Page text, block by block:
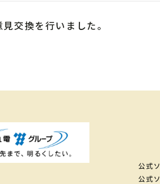
交換を行いました。
公式
公式